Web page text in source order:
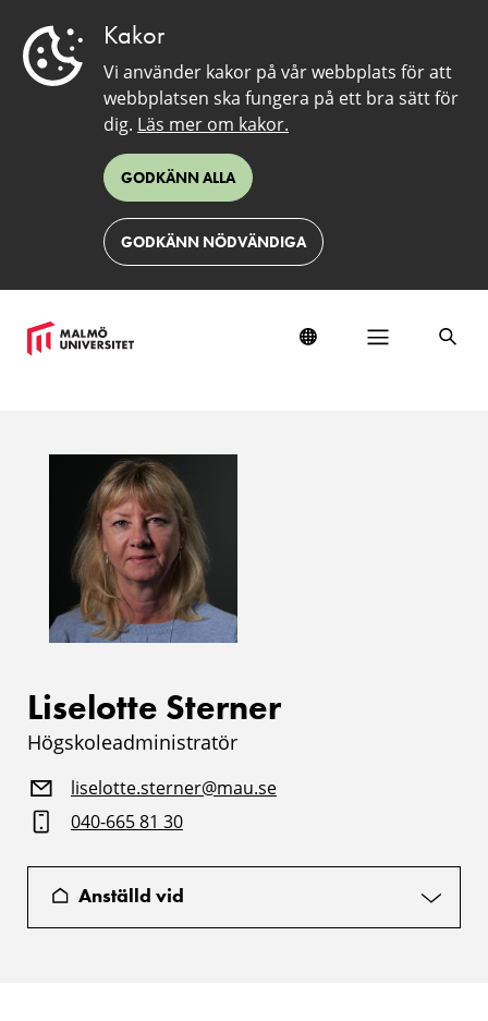
Kakor
Vi använder kakor på vår webbplats för att
webbplatsen ska fungera på ett bra sätt för
dig. Läs mer om kakor.
GODKÄNN ALLA
GODKÄNN NÖDVÄNDIGA
Liselotte Sterner
Högskoleadministratör
liselotte.sterner@mau.se
040-665 81 30
Anställd vid